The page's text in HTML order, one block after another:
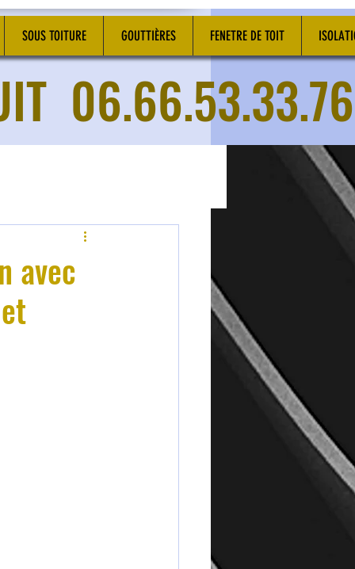
SOUS TOITURE GOUTTIÈRES FENETRE DE TOIT
06.66.53.33.76
avec